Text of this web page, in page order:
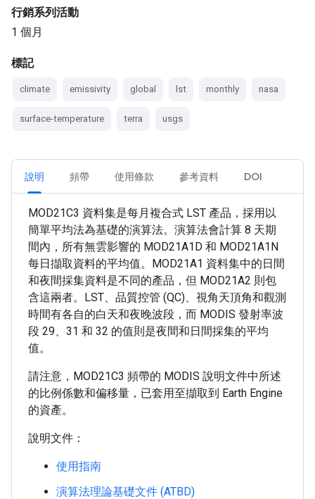
行銷系列活動
1 個月
標記
climate emissivity global lst monthly nasa
surface-temperature terra usgs
說明 頻帶 使用條款 參考資料 DOI
MOD21C3 資料集是每月複合式 LST 產品，採用以
簡單平均法為基礎的演算法。演算法會計算 8 天期
間內，所有無雲影響的 MOD21A1D 和 MOD21A1N
每日擷取資料的平均值。MOD21A1 資料集中的日間
和夜間採集資料是不同的產品，但 MOD21A2 則包
含這兩者。LST、品質控管 (QC)、視角天頂角和觀測
時間有各自的白天和夜晚波段，而 MODIS 發射率波
段 29、31 和 32 的值則是夜間和日間採集的平均
值。
請注意，MOD21C3 頻帶的 MODIS 說明文件中所述
的比例係數和偏移量，已套用至擷取到 Earth Engine
的資產。
說明文件：
使用指南
演算法理論基礎文件 (ATBD)